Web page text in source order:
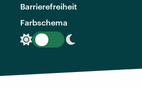
Barrierefreiheit
Farbschema